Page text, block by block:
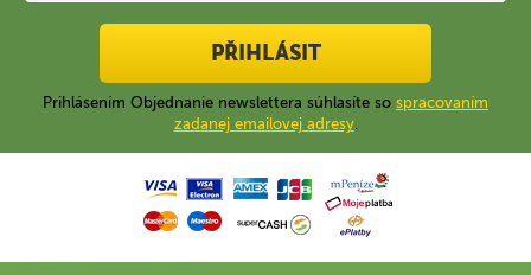
PŘIHLÁSIT
Prihlásením Objednanie newslettera súhlasíte so spracovaním
zadanej emailovej adresy.